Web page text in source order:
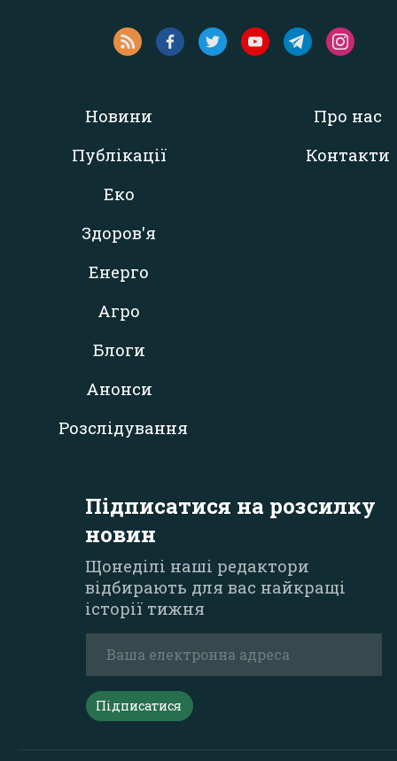
Новини
Публікації
Еко
Здоров'я
Енерго
Агро
Блоги
Анонси
Розслідування
Про нас
Контакти
Підписатися на розсилку
новин
Щонеділі наші редактори
відбирають для вас найкращі
історії тижня
Підписатися